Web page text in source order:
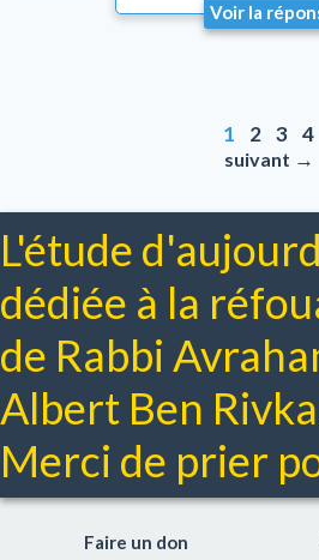
Voir la
1 2 3 4
suivant →
L'étude
dédiée à la
de Rabbi
Albert Ben
Merci de prier
Faire un don